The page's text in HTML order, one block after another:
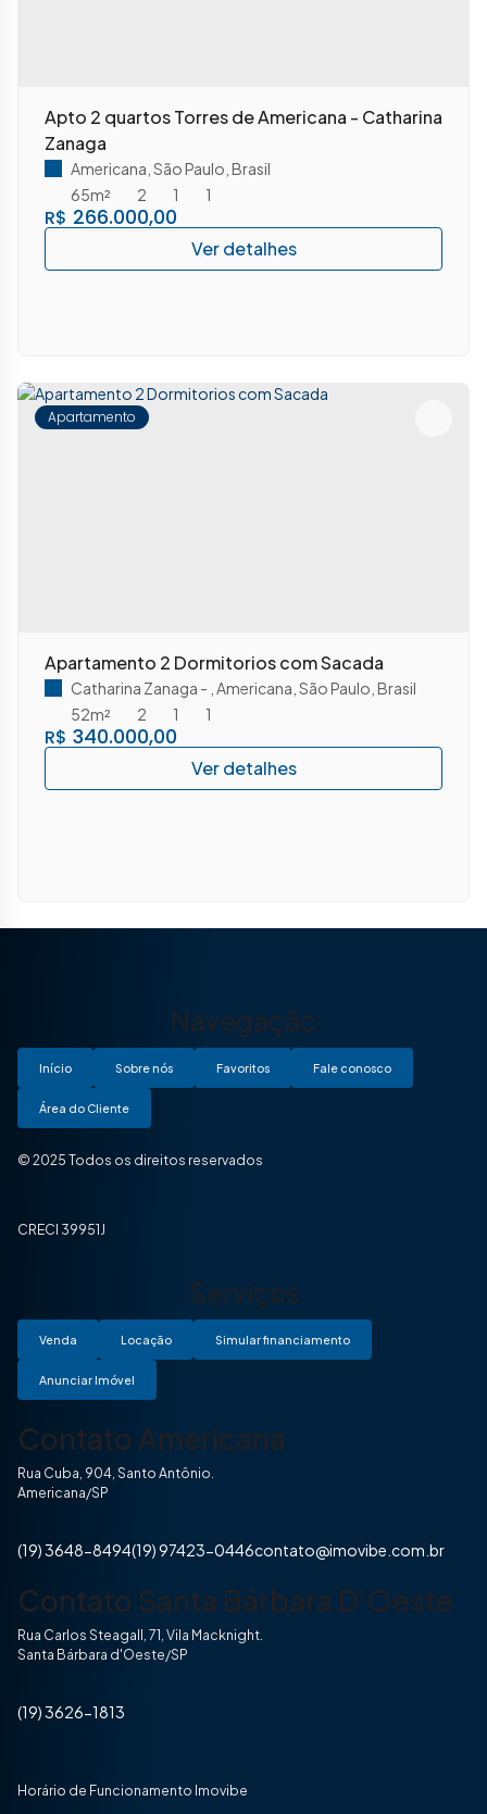
Apto 2 quartos Torres de Americana - Catharina
Zanaga
R$ 266.000,00
Americana São Paulo Brasil
2
1
65m² 1
Apartamento
Apartamento 2 Dormitorios com Sacada
R$ 340.000,00
Catharina Zanaga Americana São Paulo Brasil
2
1
52m² 1
Navegação
Início Sobre nós Favoritos Fale conosco
Área do Cliente
© 2025 Todos os direitos reservados
CRECI 39951J
Serviços
Venda Locação Simular financiamento
Anunciar Imóvel
Contato Americana
Rua Cuba, 904, Santo Antônio.
Americana/SP
(19) 3648-8494(19) 97423-0446contato@imovibe.com.br
Contato Santa Bárbara D'Oeste
Rua Carlos Steagall, 71, Vila Macknight.
Santa Bárbara d'Oeste/SP
(19) 3626-1813
Horário de Funcionamento Imovibe